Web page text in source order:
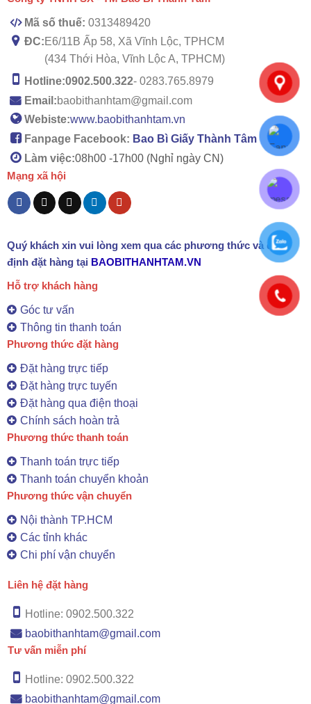
Mã số thuế: 0313489420
ĐC:E6/11B Ấp 58, Xã Vĩnh Lộc, TPHCM
(434 Thới Hòa, Vĩnh Lộc A, TPHCM)
Hotline:0902.500.322- 0283.765.8979
Email:baobithanhtam@gmail.com
Webiste:www.baobithanhtam.vn
Fanpage Facebook: Bao Bì Giấy Thành Tâm
Làm việc:08h00 -17h00 (Nghỉ ngày CN)
Mạng xã hội
Quý khách xin vui lòng xem qua các phương thức và quy
định đặt hàng tại BAOBITHANHTAM.VN
Hỗ trợ khách hàng
Góc tư vấn
Thông tin thanh toán
Phương thức đặt hàng
Đặt hàng trực tiếp
Đặt hàng trực tuyến
Đặt hàng qua điện thoại
Chính sách hoàn trả
Phương thức thanh toán
Thanh toán trực tiếp
Thanh toán chuyển khoản
Phương thức vận chuyển
Nội thành TP.HCM
Các tỉnh khác
Chi phí vận chuyển
Liên hệ đặt hàng
Hotline: 0902.500.322
baobithanhtam@gmail.com
Tư vấn miễn phí
Hotline: 0902.500.322
baobithanhtam@gmail.com